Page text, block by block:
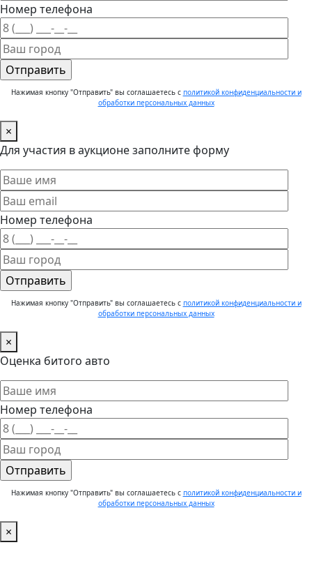
Номер телефона
Нажимая кнопку "Отправить" вы соглашаетесь с политикой конфиденциальности и
обработки персональных данных
×
Для участия в аукционе заполните форму
Номер телефона
Нажимая кнопку "Отправить" вы соглашаетесь с политикой конфиденциальности и
обработки персональных данных
×
Оценка битого авто
Номер телефона
Нажимая кнопку "Отправить" вы соглашаетесь с политикой конфиденциальности и
обработки персональных данных
×